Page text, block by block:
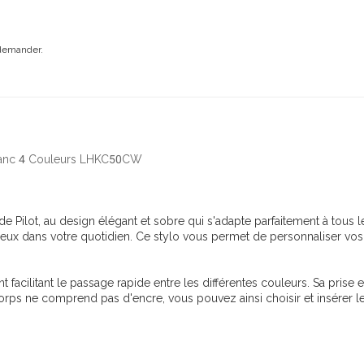
4 Couleurs LHKC50CW
Pilot, au design élégant et sobre qui s'adapte parfaitement à tous
dans votre quotidien. Ce stylo vous permet de personnaliser
facilitant le passage rapide entre les différentes couleurs. Sa prise
ne comprend pas d'encre, vous pouvez ainsi choisir et insérer